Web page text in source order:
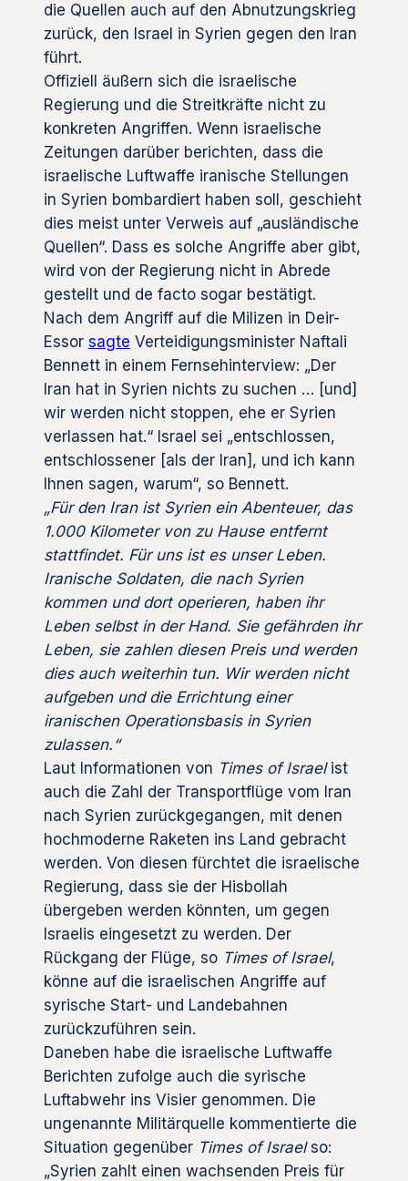
die Quellen auch auf den Abnutzungskrieg
zurück, den Israel in Syrien gegen den Iran
führt.
Offiziell äußern sich die israelische
Regierung und die Streitkräfte nicht zu
konkreten Angriffen. Wenn israelische
Zeitungen darüber berichten, dass die
israelische Luftwaffe iranische Stellungen
in Syrien bombardiert haben soll, geschieht
dies meist unter Verweis auf „ausländische
Quellen“. Dass es solche Angriffe aber gibt,
wird von der Regierung nicht in Abrede
gestellt und de facto sogar bestätigt.
Nach dem Angriff auf die Milizen in Deir-
Essor sagte Verteidigungsminister Naftali
Bennett in einem Fernsehinterview: „Der
Iran hat in Syrien nichts zu suchen … [und]
wir werden nicht stoppen, ehe er Syrien
verlassen hat.“ Israel sei „entschlossen,
entschlossener [als der Iran], und ich kann
Ihnen sagen, warum“, so Bennett.
„Für den Iran ist Syrien ein Abenteuer, das
1.000 Kilometer von zu Hause entfernt
stattfindet. Für uns ist es unser Leben.
Iranische Soldaten, die nach Syrien
kommen und dort operieren, haben ihr
Leben selbst in der Hand. Sie gefährden ihr
Leben, sie zahlen diesen Preis und werden
dies auch weiterhin tun. Wir werden nicht
aufgeben und die Errichtung einer
iranischen Operationsbasis in Syrien
zulassen.“
Laut Informationen von Times of Israelist
auch die Zahl der Transportflüge vom Iran
nach Syrien zurückgegangen, mit denen
hochmoderne Raketen ins Land gebracht
werden. Von diesen fürchtet die israelische
Regierung, dass sie der Hisbollah
übergeben werden könnten, um gegen
Israelis eingesetzt zu werden. Der
Rückgang der Flüge, so Times of Israel,
könne auf die israelischen Angriffe auf
syrische Start- und Landebahnen
zurückzuführen sein.
Daneben habe die israelische Luftwaffe
Berichten zufolge auch die syrische
Luftabwehr ins Visier genommen. Die
ungenannte Militärquelle kommentierte die
Situation gegenüber Times of Israelso:
„Syrien zahlt einen wachsenden Preis für